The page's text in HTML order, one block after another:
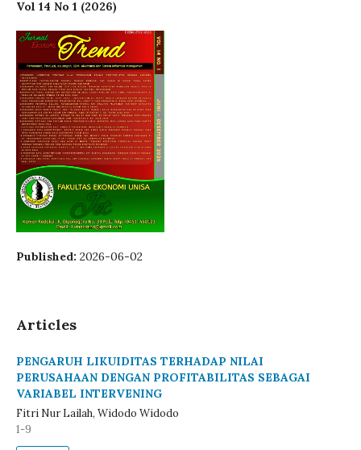
Vol 14 No 1 (2026)
Published: 2026-06-02
Articles
PENGARUH LIKUIDITAS TERHADAP NILAI
PERUSAHAAN DENGAN PROFITABILITAS SEBAGAI
VARIABEL INTERVENING
Fitri Nur Lailah, Widodo Widodo
1-9